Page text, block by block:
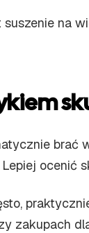
na
ocenić
zakupach